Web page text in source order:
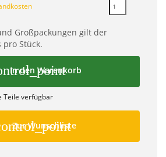
Großpackungen gilt der
pro Stück.
In den Warenkorb
Teile verfügbar
Zur Wunschliste